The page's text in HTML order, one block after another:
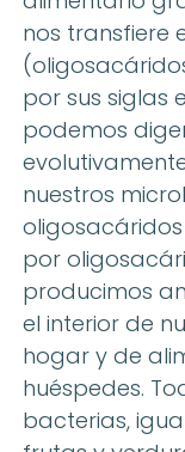
nos transfiere
por sus siglas
podemos
nuestros
por
producimos
el interior de
hogar y de
huéspedes.
bacterias,